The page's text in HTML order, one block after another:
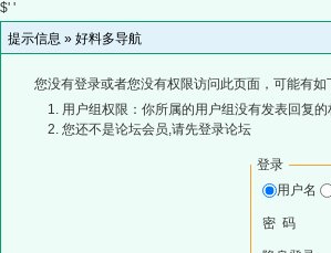
$' '
提示信息 » 好料多导航
您没有登录或者您没有权限访问此页面，可能有如
用户组权限：你所属的用户组没有发表回复的
您还不是论坛会员,请先登录论坛
登录
用户名
密 码